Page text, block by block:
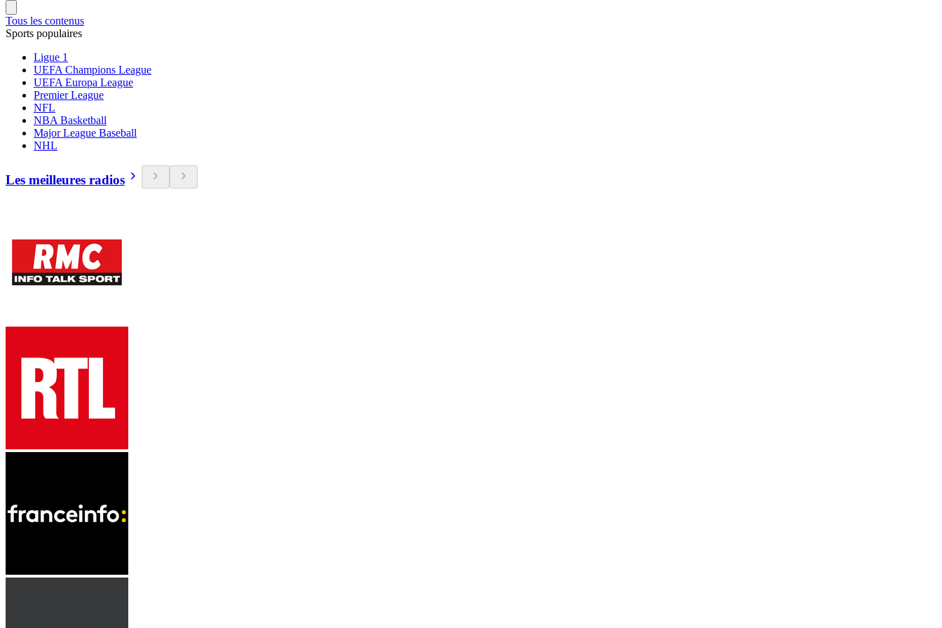
Tous les contenus
Sports populaires
Ligue 1
UEFA Champions League
UEFA Europa League
Premier League
NFL
NBA Basketball
Major League Baseball
NHL
Les meilleures radios